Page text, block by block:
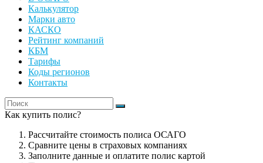
Калькулятор
Марки авто
КАСКО
Рейтинг компаний
КБМ
Тарифы
Коды регионов
Контакты
Как купить полис?
Рассчитайте стоимость полиса ОСАГО
Сравните цены в страховых компаниях
Заполните данные и оплатите полис картой